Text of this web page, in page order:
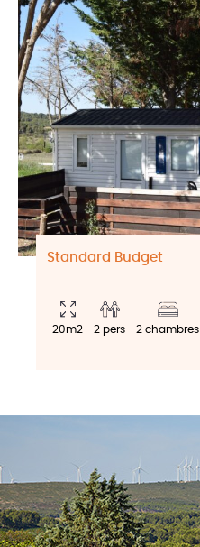
Standard Budget
20m2 2 pers 2 chambres